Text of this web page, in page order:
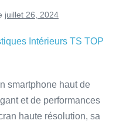
juillet 26, 2024
smartphone haut de
et de performances
haute résolution, sa